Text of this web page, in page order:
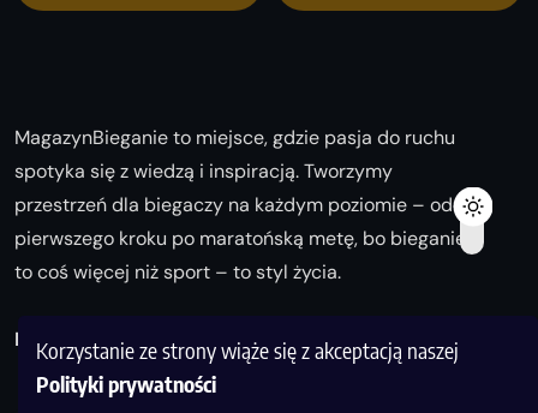
Korzystanie ze strony wiąże się z akceptacją naszej
Polityki prywatności
MagazynBieganie to miejsce, gdzie pasja do ruchu
spotyka się z wiedzą i inspiracją. Tworzymy
przestrzeń dla biegaczy na każdym poziomie – od
pierwszego kroku po maratońską metę, bo bieganie
to coś więcej niż sport – to styl życia.
Biegaj z nami i odkrywaj swoją najlepszą wersję!